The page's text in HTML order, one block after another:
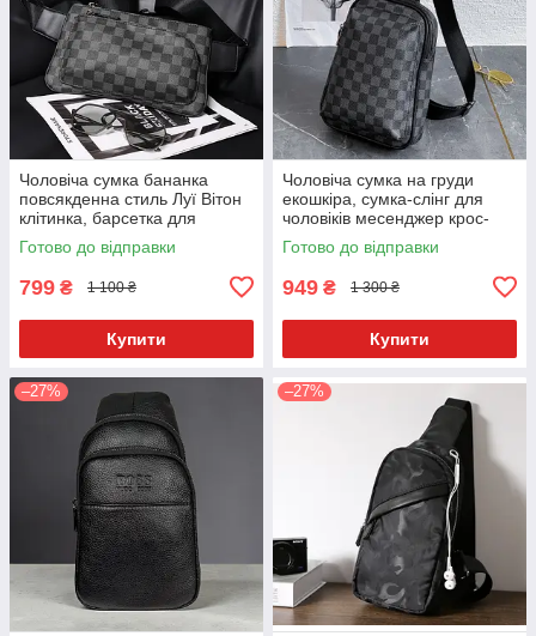
Чоловіча сумка бананка
повсякденна стиль Луї Вітон
клітинка, барсетка для
чоловіків
Готово до відправки
799 ₴ 1 100 ₴
Купити
Чоловіча сумка на груди
екошкіра, сумка-слінг для
чоловіків месенджер крос-
боді
Готово до відправки
949 ₴ 1 300 ₴
Купити
–27% –27%